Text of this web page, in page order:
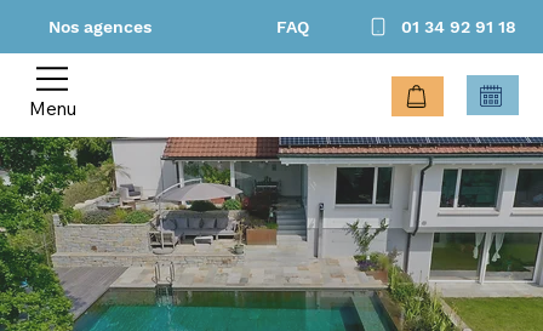
Nos agences FAQ 01 34 92 91 18
Menu